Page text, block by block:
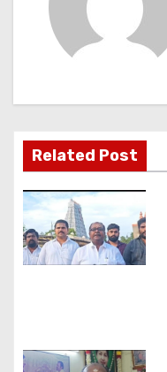
a
t
i
o
n
Related Post